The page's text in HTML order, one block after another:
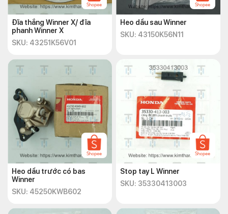
Đĩa thắng Winner X/ đĩa
phanh Winner X
SKU: 43251K56V01
Heo dầu sau Winner
SKU: 43150K56N11
Heo dầu trước có bas
Winner
SKU: 45250KWB602
Stop tay L Winner
SKU: 35330413003